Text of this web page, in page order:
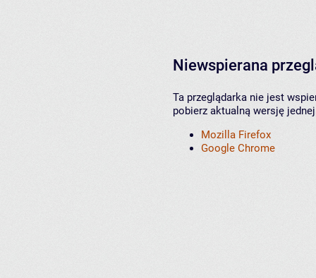
Niewspierana
Ta przeglądarka nie jest
pobierz aktualną wersję
Mozilla Firefox
Google Chrome